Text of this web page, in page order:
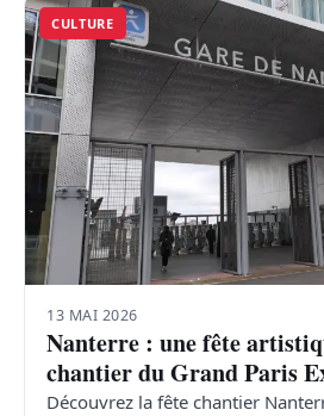
CULTURE
13 MAI 2026
Nanterre : une fête
chantier du Grand Paris
Découvrez la fête chantier